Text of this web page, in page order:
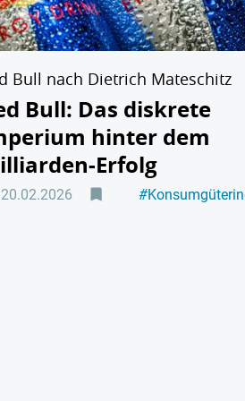
Bull nach Dietrich Mateschitz
Bull: Das diskrete
hinter dem
Erfolg
20.02.2026 #